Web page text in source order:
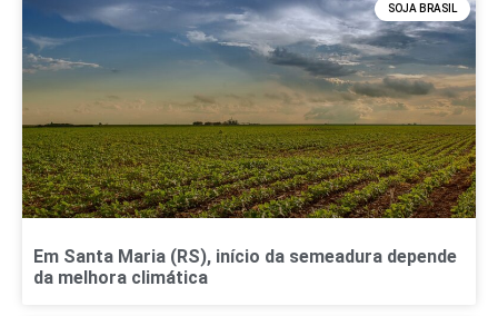
SOJA BRASIL
Em Santa Maria (RS), início da semeadura depende
da melhora climática